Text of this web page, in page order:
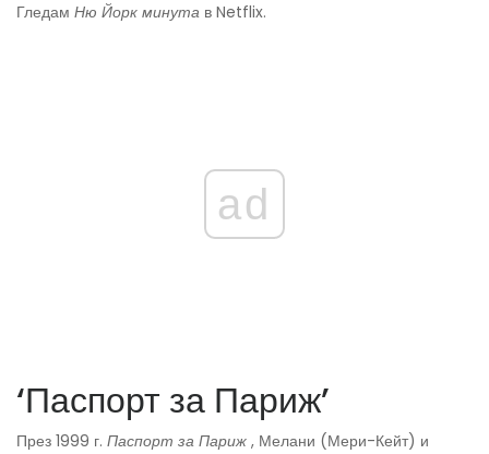
Гледам Ню Йорк минута в Netflix.
ad
‘Паспорт за Париж’
През 1999 г. Паспорт за Париж , Мелани (Мери-Кейт) и